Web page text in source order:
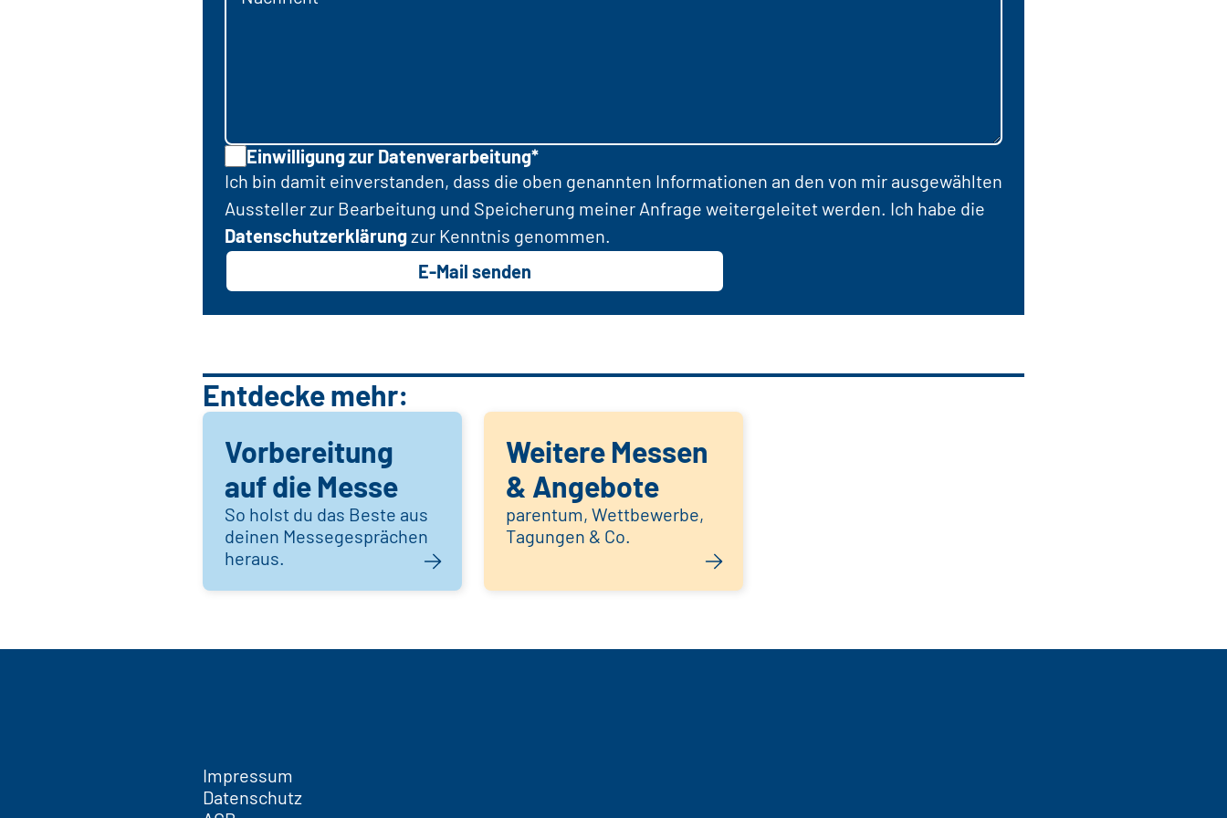
Einwilligung zur Datenverarbeitung*
Ich bin damit einverstanden, dass die oben genannten Informationen an den von mir ausgewählten
Aussteller zur Bearbeitung und Speicherung meiner Anfrage weitergeleitet werden. Ich habe die
Datenschutzerklärungzur Kenntnis genommen.
E-Mail senden
Entdecke mehr:
Vorbereitung
auf die Messe
So holst du das Beste aus
deinen Messegesprächen
heraus.
Weitere Messen
& Angebote
parentum, Wettbewerbe,
Tagungen & Co.
Impressum
Datenschutz